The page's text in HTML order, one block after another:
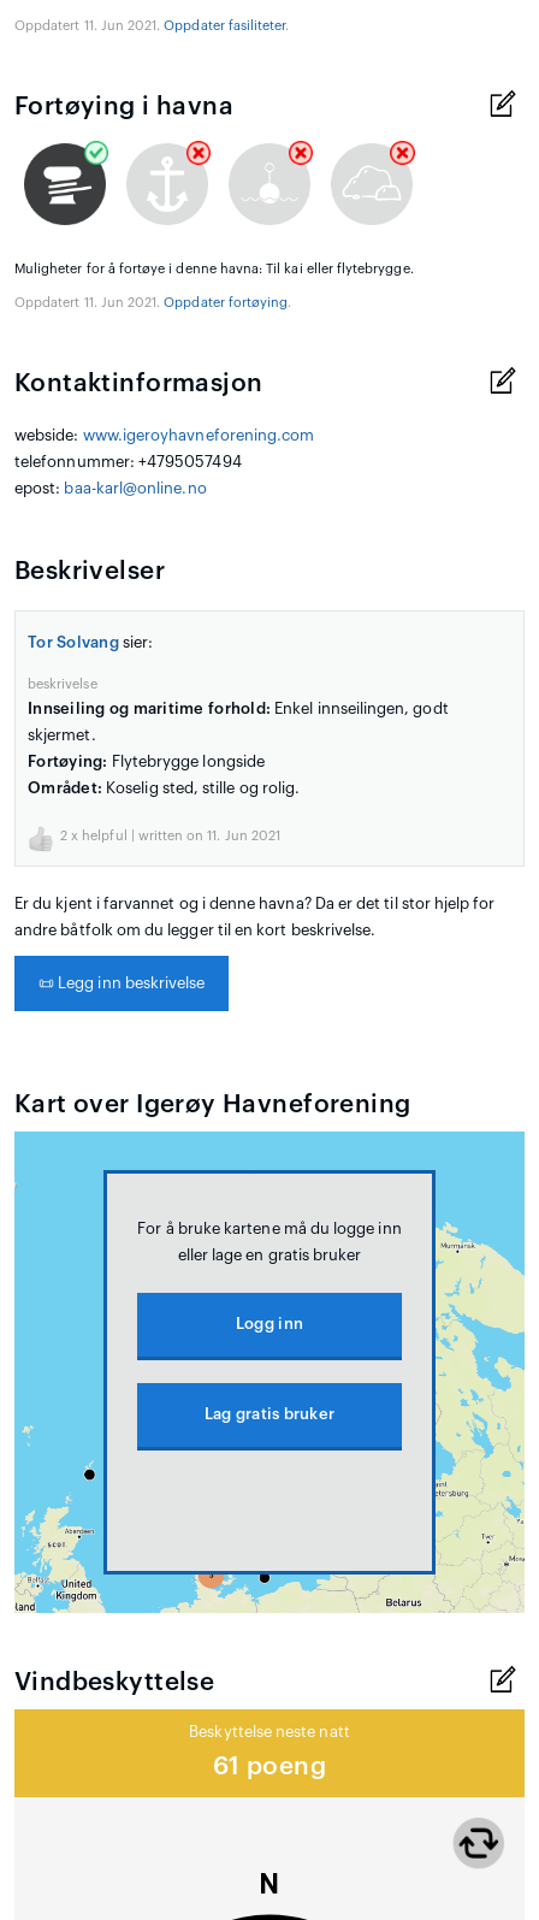
Oppdatert 11. Jun 2021.Oppdater fasiliteter.
Fortøying i havna
Muligheter for å fortøye i denne havna: Til kai eller flytebrygge.
Oppdatert 11. Jun 2021.Oppdater fortøying.
Kontaktinformasjon
webside: www.igeroyhavneforening.com
telefonnummer: +4795057494
epost: baa-karl@online.no
Beskrivelser
Tor Solvangsier:
beskrivelse
Innseiling og maritime forhold: Enkel innseilingen, godt
skjermet.
Fortøying: Flytebrygge longside
Området: Koselig sted, stille og rolig.
2 x helpful | written on 11. Jun 2021
Er du kjent i farvannet og i denne havna? Da er det til stor hjelp for
andre båtfolk om du legger til en kort beskrivelse.
📜 Legg inn beskrivelse
Kart over Igerøy Havneforening
For å bruke kartene må du logge inn
eller lage en gratis bruker
Logg inn
Lag gratis bruker
Vindbeskyttelse
Beskyttelse neste natt
61 poeng
N